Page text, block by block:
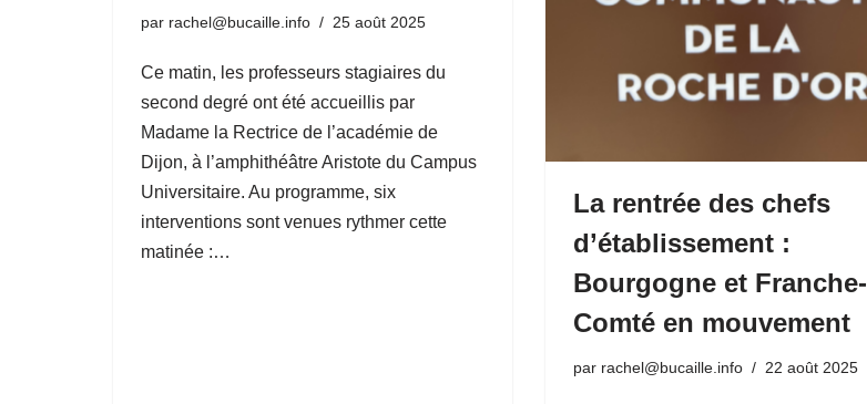
par rachel@bucaille.info 25 août 2025
Ce matin, les professeurs stagiaires du
second degré ont été accueillis par
Madame la Rectrice de l’académie de
Dijon, à l’amphithéâtre Aristote du Campus
Universitaire. Au programme, six
interventions sont venues rythmer cette
matinée :…
La rentrée des chefs
d’établissement :
Bourgogne et Franche-
Comté en mouvement
par rachel@bucaille.info 22 août 2025